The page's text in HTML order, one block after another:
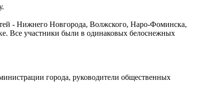
- Нижнего Новгорода, Волжского, Наро-Фоминска,
Все участники были в одинаковых белоснежных
города, руководители общественных